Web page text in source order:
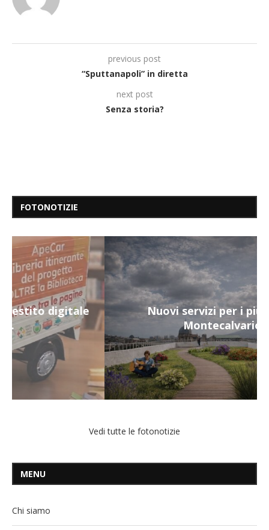
previous post
“Sputtanapoli” in diretta
next post
Senza storia?
FOTONOTIZIE
Nuovi servizi per i più fragili a
Montecalvario...
Vedi tutte le fotonotizie
MENU
Chi siamo